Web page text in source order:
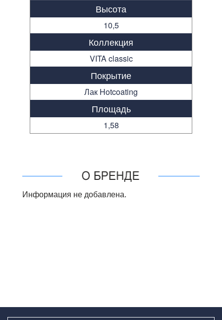
Высота
10,5
Коллекция
VITA classic
Покрытие
Лак Hotcoating
Площадь
1,58
Информация не добавлена.